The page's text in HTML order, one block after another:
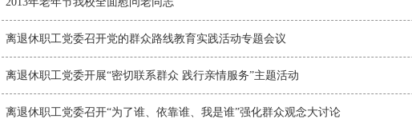
离退休职工党委召开党的群众路线教育实践活动专题会议
离退休职工党委开展“密切联系群众 践行亲情服务”主题活动
离退休职工党委召开“为了谁、依靠谁、我是谁”强化群众观念大讨论